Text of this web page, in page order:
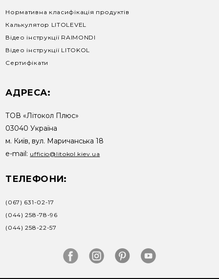
Нормативна класифікація продуктів
Калькулятор LITOLEVEL
Відео інструкції RAIMONDI
Відео інструкції LITOKOL
Сертифікати
АДРЕСА:
ТОВ «Літокол Плюс»
03040 Україна
м. Київ, вул. Маричанська 18
e-mail: ufficio@litokol.kiev.ua
ТЕЛЕФОНИ:
(067) 631-02-17
(044) 258-78-96
(044) 258-22-57